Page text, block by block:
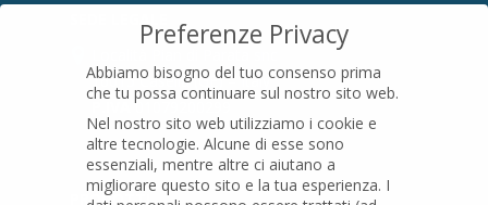
16015 Casella (GE) – Italy
01079200299
PRODOTTI
Preferenze Privacy
Abbiamo bisogno del tuo consenso prima
che tu possa continuare sul nostro sito web.
Nel nostro sito web utilizziamo i cookie e
altre tecnologie. Alcune di esse sono
essenziali, mentre altre ci aiutano a
migliorare questo sito e la tua esperienza. I